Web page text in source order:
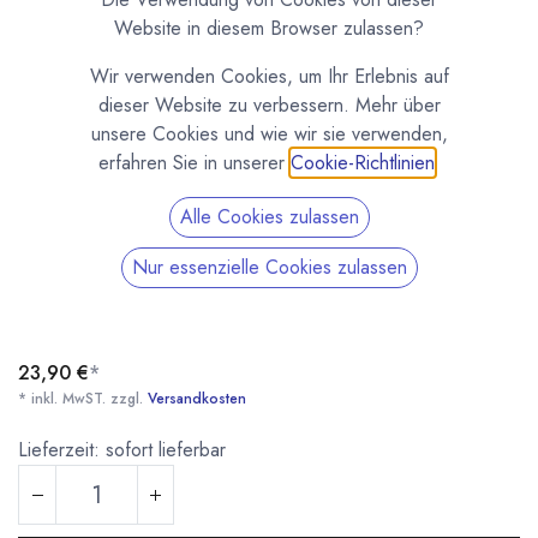
Pralinenform 8 verschiedene Motive M355
(0 Rezension)
23,90 €*
* inkl. MwST. zzgl. Versandkosten
Lieferzeit: sofort lieferbar
Website in diesem Browser zulassen?
Wir verwenden Cookies, um Ihr Erlebnis auf
dieser Website zu verbessern. Mehr über
unsere Cookies und wie wir sie verwenden,
erfahren Sie in unserer Cookie-Richtlinien
Alle Cookies zulassen
Nur essenzielle Cookies zulassen